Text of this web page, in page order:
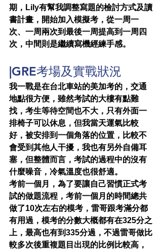
期，Lily有幫我調整寫題的檢討方式及讀
書計畫，開始加入模擬考，從一周一
次、一周兩次到最後一周提高到一周四
次，中間則是繼續寫機經練手感。
|GRE考場及實戰狀況
我一戰是在台北車站的美加考的，交通
地點很方便，雖然考試的大樓有點難
找，考生等待空間也不大，只有外面一
排椅子可以休息，但我當天運氣比較
好，被安排到一個角落的位置，比較不
會受到其他人干擾，我也有另外自備耳
塞，但整體而言，考試的過程中的沒有
什麼噪音，冷氣溫度也很舒適。
考前一個月，為了要讓自己習慣正式考
試的做題流程，考前一個月的時間總共
做了10次左右的模考，雷哥跟考滿分都
有用過，模考的分數大概都有在325分之
上，最高也有到335分過，不過雷哥做比
較多次後重複題目出現的比例比較高，